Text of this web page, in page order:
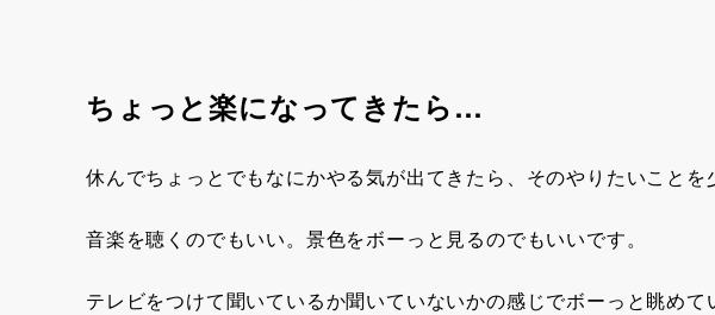
ちょっと楽になってきたら…
休んでちょっとでもなにかやる気が出てきたら、そのやりたいことを
音楽を聴くのでもいい。景色をボーっと見るのでもいいです。
テレビをつけて聞いているか聞いていないかの感じでボーっと眺めて